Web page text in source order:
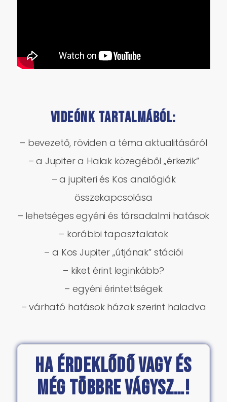
VIDEÓNK TARTALMÁBÓL:
– bevezető, röviden a téma aktualitásáról
– a Jupiter a Halak közegéből „érkezik”
– a jupiteri és Kos analógiák
összekapcsolása
– lehetséges egyéni és társadalmi hatások
– korábbi tapasztalatok
– a Kos Jupiter „útjának” stációi
– kiket érint leginkább?
– egyéni érintettségek
– várható hatások házak szerint haladva
Ha érdeklődő vagy és
még többre vágysz…!